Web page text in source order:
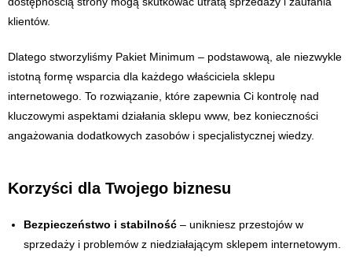
klientów.
Dlatego stworzyliśmy Pakiet Minimum – podstawową, ale niezwykle
istotną formę wsparcia dla każdego właściciela sklepu
internetowego. To rozwiązanie, które zapewnia Ci kontrolę nad
kluczowymi aspektami działania sklepu www, bez konieczności
angażowania dodatkowych zasobów i specjalistycznej wiedzy.
Korzyści dla Twojego biznesu
Bezpieczeństwo i stabilność – unikniesz przestojów w
sprzedaży i problemów z niedziałającym sklepem internetowym.